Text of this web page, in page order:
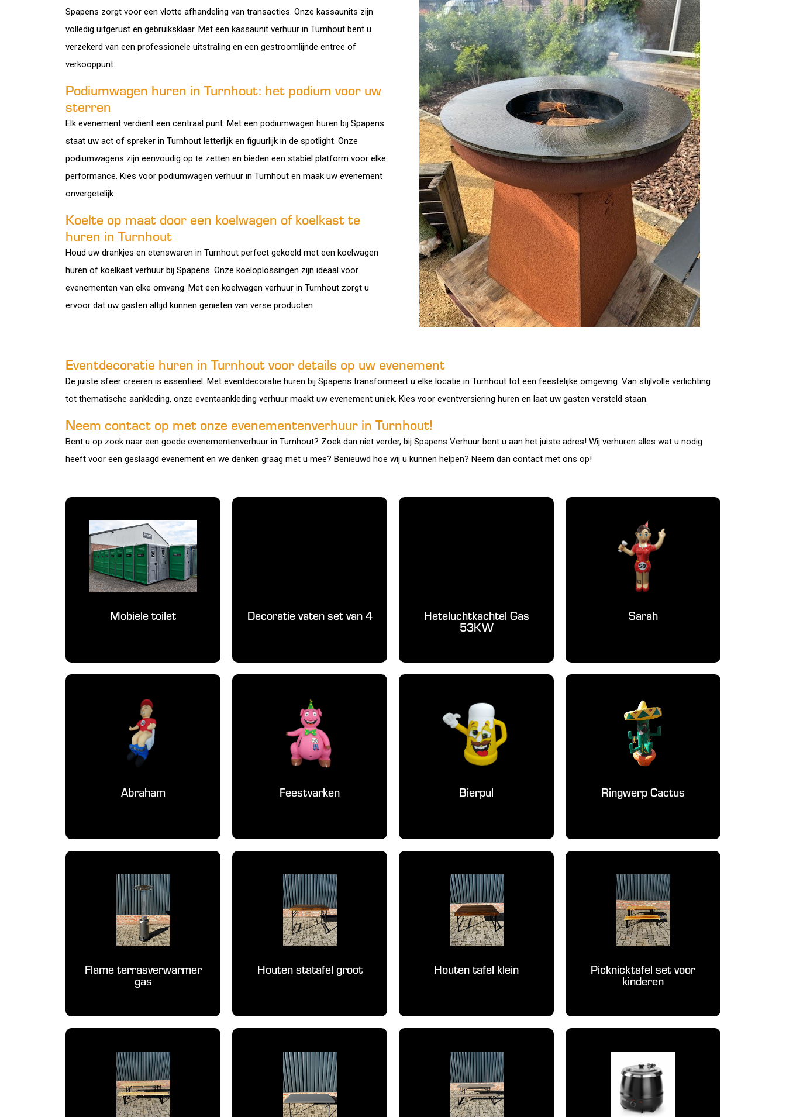
Spapens zorgt voor een vlotte afhandeling van transacties. Onze kassaunits zijn
volledig uitgerust en gebruiksklaar. Met een kassaunit verhuur in Turnhout bent u
verzekerd van een professionele uitstraling en een gestroomlijnde entree of
verkooppunt.
Podiumwagen huren in Turnhout: het podium voor uw
sterren
Elk evenement verdient een centraal punt. Met een podiumwagen huren bij Spapens
staat uw act of spreker in Turnhout letterlijk en figuurlijk in de spotlight. Onze
podiumwagens zijn eenvoudig op te zetten en bieden een stabiel platform voor elke
performance. Kies voor podiumwagen verhuur in Turnhout en maak uw evenement
onvergetelijk.
Koelte op maat door een koelwagen of koelkast te
huren in Turnhout
Houd uw drankjes en etenswaren in Turnhout perfect gekoeld met een koelwagen
huren of koelkast verhuur bij Spapens. Onze koeloplossingen zijn ideaal voor
evenementen van elke omvang. Met een koelwagen verhuur in Turnhout zorgt u
ervoor dat uw gasten altijd kunnen genieten van verse producten.
Eventdecoratie huren in Turnhout voor details op uw evenement
De juiste sfeer creëren is essentieel. Met eventdecoratie huren bij Spapens transformeert u elke locatie in Turnhout tot een feestelijke omgeving. Van stijlvolle verlichting
tot thematische aankleding, onze eventaankleding verhuur maakt uw evenement uniek. Kies voor eventversiering huren en laat uw gasten versteld staan.
Neem contact op met onze evenementenverhuur in Turnhout!
Bent u op zoek naar een goede evenementenverhuur in Turnhout? Zoek dan niet verder, bij Spapens Verhuur bent u aan het juiste adres! Wij verhuren alles wat u nodig
heeft voor een geslaagd evenement en we denken graag met u mee? Benieuwd hoe wij u kunnen helpen? Neem dan contact met ons op!
Mobiele toilet Decoratie vaten set van 4
Heteluchtkachtel Gas
53KW
Sarah
Abraham Feestvarken Bierpul Ringwerp Cactus
Flame terrasverwarmer
gas
Houten statafel groot Houten tafel klein
Picknicktafel set voor
kinderen